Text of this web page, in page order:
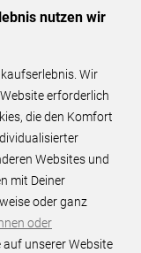
nutzen wir
Wir
erforderlich
die den Komfort
Websites und
mit Deiner
oder ganz
oder
auf unserer Website